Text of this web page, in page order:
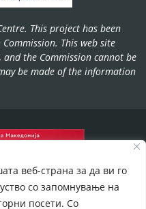
веб-страна за да ви го
со запомнување на
посети. Со
This project has been
This web site
the Commission cannot be
be made of the information